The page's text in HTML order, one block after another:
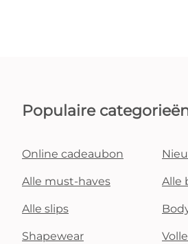
Populaire
Online cadeaubon
Alle must-haves Alle
Alle slips
Shapewear